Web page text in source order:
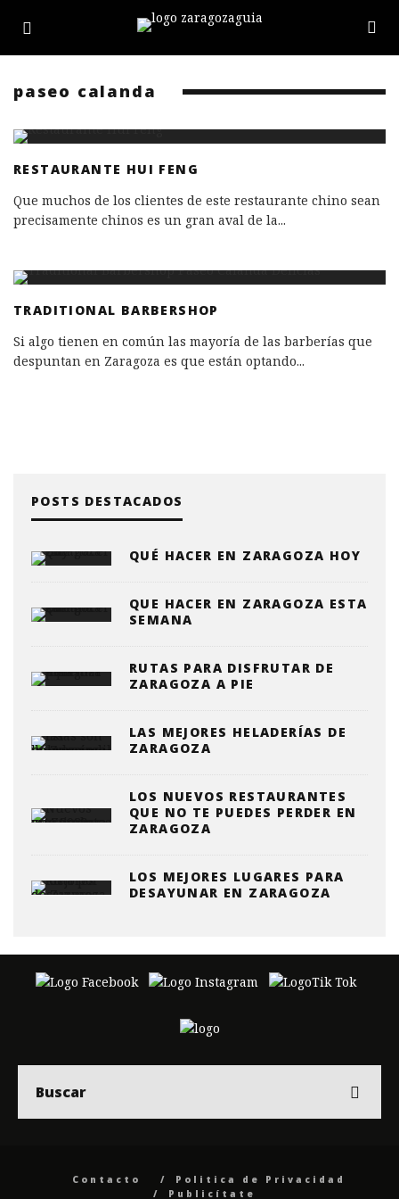
paseo calanda
RESTAURANTE HUI FENG
Que muchos de los clientes de este restaurante chino sean
precisamente chinos es un gran aval de la...
TRADITIONAL BARBERSHOP​
Si algo tienen en común las mayoría de las barberías que
despuntan en Zaragoza es que están optando...
POSTS DESTACADOS
QUÉ HACER EN ZARAGOZA HOY
QUE HACER EN ZARAGOZA ESTA
SEMANA
RUTAS PARA DISFRUTAR DE
ZARAGOZA A PIE
LAS MEJORES HELADERÍAS DE
ZARAGOZA
LOS NUEVOS RESTAURANTES
QUE NO TE PUEDES PERDER EN
ZARAGOZA
LOS MEJORES LUGARES PARA
DESAYUNAR EN ZARAGOZA
Contacto
Politica de Privacidad
Publicítate